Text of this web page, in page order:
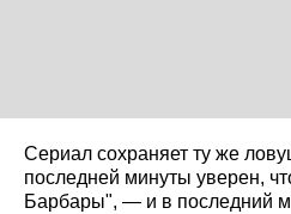
Сериал сохраняет ту же
последней минуты уверен,
Барбары", — и в последний